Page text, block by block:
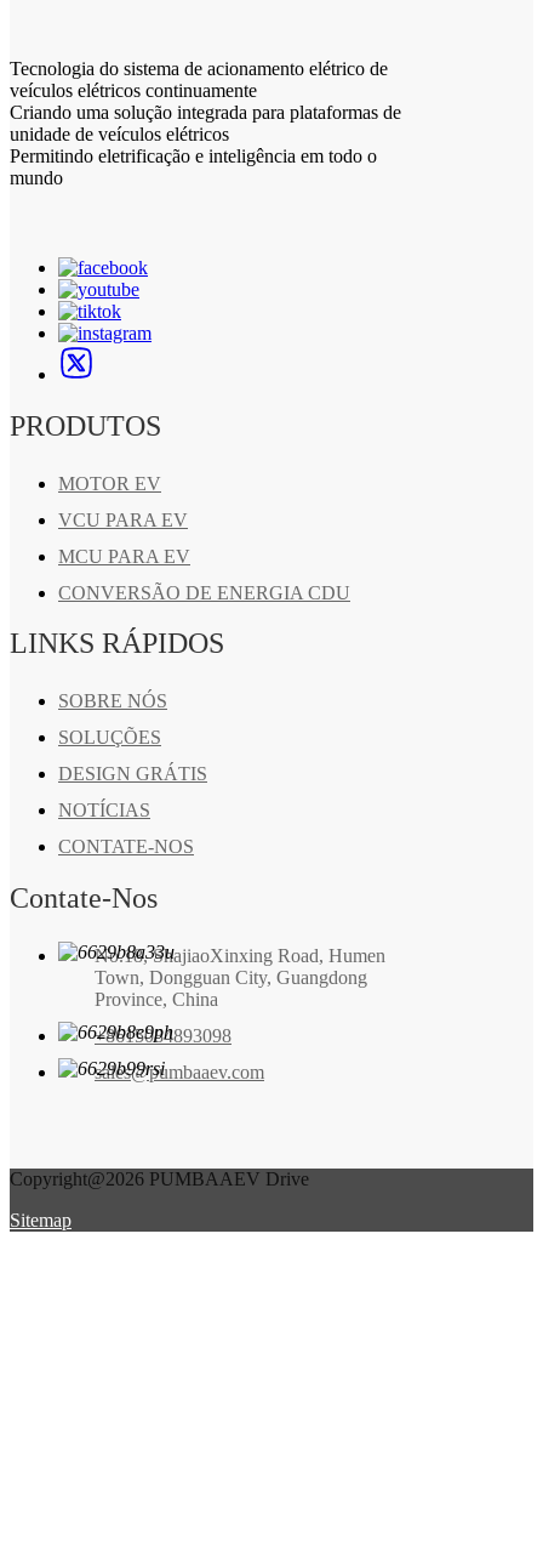
Tecnologia do sistema de acionamento elétrico de
veículos elétricos continuamente
Criando uma solução integrada para plataformas de
unidade de veículos elétricos
Permitindo eletrificação e inteligência em todo o
mundo
PRODUTOS
MOTOR EV
VCU PARA EV
MCU PARA EV
CONVERSÃO DE ENERGIA CDU
LINKS RÁPIDOS
SOBRE NÓS
SOLUÇÕES
DESIGN GRÁTIS
NOTÍCIAS
CONTATE-NOS
Contate-Nos
No.18, ShajiaoXinxing Road, Humen
Town, Dongguan City, Guangdong
Province, China
+8615084893098
sales@pumbaaev.com
Copyright@2026 PUMBAAEV Drive
Sitemap